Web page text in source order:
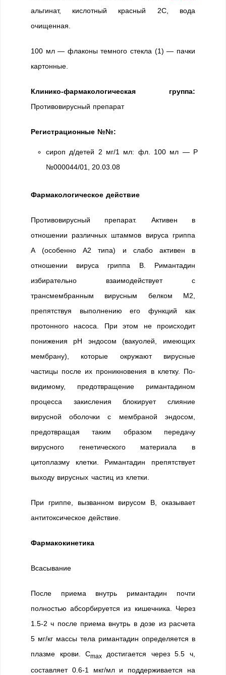
альгинат, кислотный красный 2С, вода
очищенная.
100 мл — флаконы темного стекла (1) — пачки
картонные.
Клинико-фармакологическая группа:
Противовирусный препарат
Регистрационные №№:
сироп д/детей 2 мг/1 мл: фл. 100 мл — Р
№000044/01, 20.03.08
Фармакологическое действие
Противовирусный препарат. Активен в
отношении различных штаммов вируса гриппа
А (особенно А2 типа) и слабо активен в
отношении вируса гриппа В. Римантадин
избирательно взаимодействует с
трансмембранным вирусным белком М2,
препятствуя выполнению его функций как
протонного насоса. При этом не происходит
понижения рН эндосом (вакуолей, имеющих
мембрану), которые окружают вирусные
частицы после их проникновения в клетку. По-
видимому, предотвращение римантадином
процесса закисления блокирует слияние
вирусной оболочки с мембраной эндосом,
предотвращая таким образом передачу
вирусного генетического материала в
цитоплазму клетки. Римантадин препятствует
выходу вирусных частиц из клетки.
При гриппе, вызванном вирусом В, оказывает
антитоксическое действие.
Фармакокинетика
Всасывание
После приема внутрь римантадин почти
полностью абсорбируется из кишечника. Через
1.5-2 ч после приема внутрь в дозе из расчета
5 мг/кг массы тела римантадин определяется в
плазме крови. Cmax достигается через 5.5 ч,
составляет 0.6-1 мкг/мл и поддерживается на